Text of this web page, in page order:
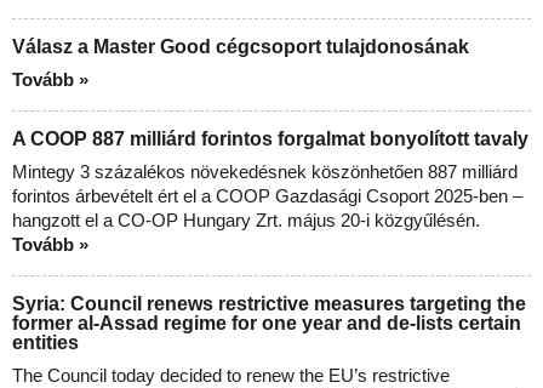
Válasz a Master Good cégcsoport tulajdonosának
Tovább »
A COOP 887 milliárd forintos forgalmat bonyolított tavaly
Mintegy 3 százalékos növekedésnek köszönhetően 887 milliárd
forintos árbevételt ért el a COOP Gazdasági Csoport 2025-ben –
hangzott el a CO-OP Hungary Zrt. május 20-i közgyűlésén.
Tovább »
Syria: Council renews restrictive measures targeting the
former al-Assad regime for one year and de-lists certain
entities
The Council today decided to renew the EU’s restrictive